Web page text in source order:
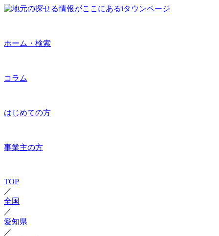
ホーム・検索
コラム
はじめての方
事業主の方
TOP
／
全国
／
愛知県
／